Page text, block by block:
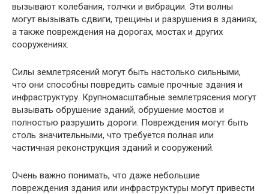
вызывают колебания, толчки и вибрации. Эти волны
могут вызывать сдвиги, трещины и разрушения в зданиях,
а также повреждения на дорогах, мостах и других
сооружениях.
Силы землетрясений могут быть настолько сильными,
что они способны повредить самые прочные здания и
инфраструктуру. Крупномасштабные землетрясения могут
вызывать обрушение зданий, обрушение мостов и
полностью разрушить дороги. Повреждения могут быть
столь значительными, что требуется полная или
частичная реконструкция зданий и сооружений.
Очень важно понимать, что даже небольшие
повреждения здания или инфраструктуры могут привести